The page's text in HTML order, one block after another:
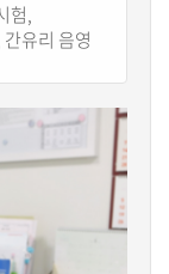
험,
유리 음영